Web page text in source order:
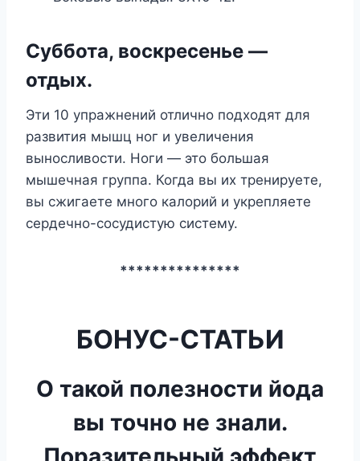
Суббота, воскресенье —
отдых.
Эти 10 упражнений отлично подходят для
развития мышц ног и увеличения
выносливости. Ноги — это большая
мышечная группа. Когда вы их тренируете,
вы сжигаете много калорий и укрепляете
сердечно-сосудистую систему.
***************
БОНУС-СТАТЬИ
О такой полезности йода
вы точно не знали.